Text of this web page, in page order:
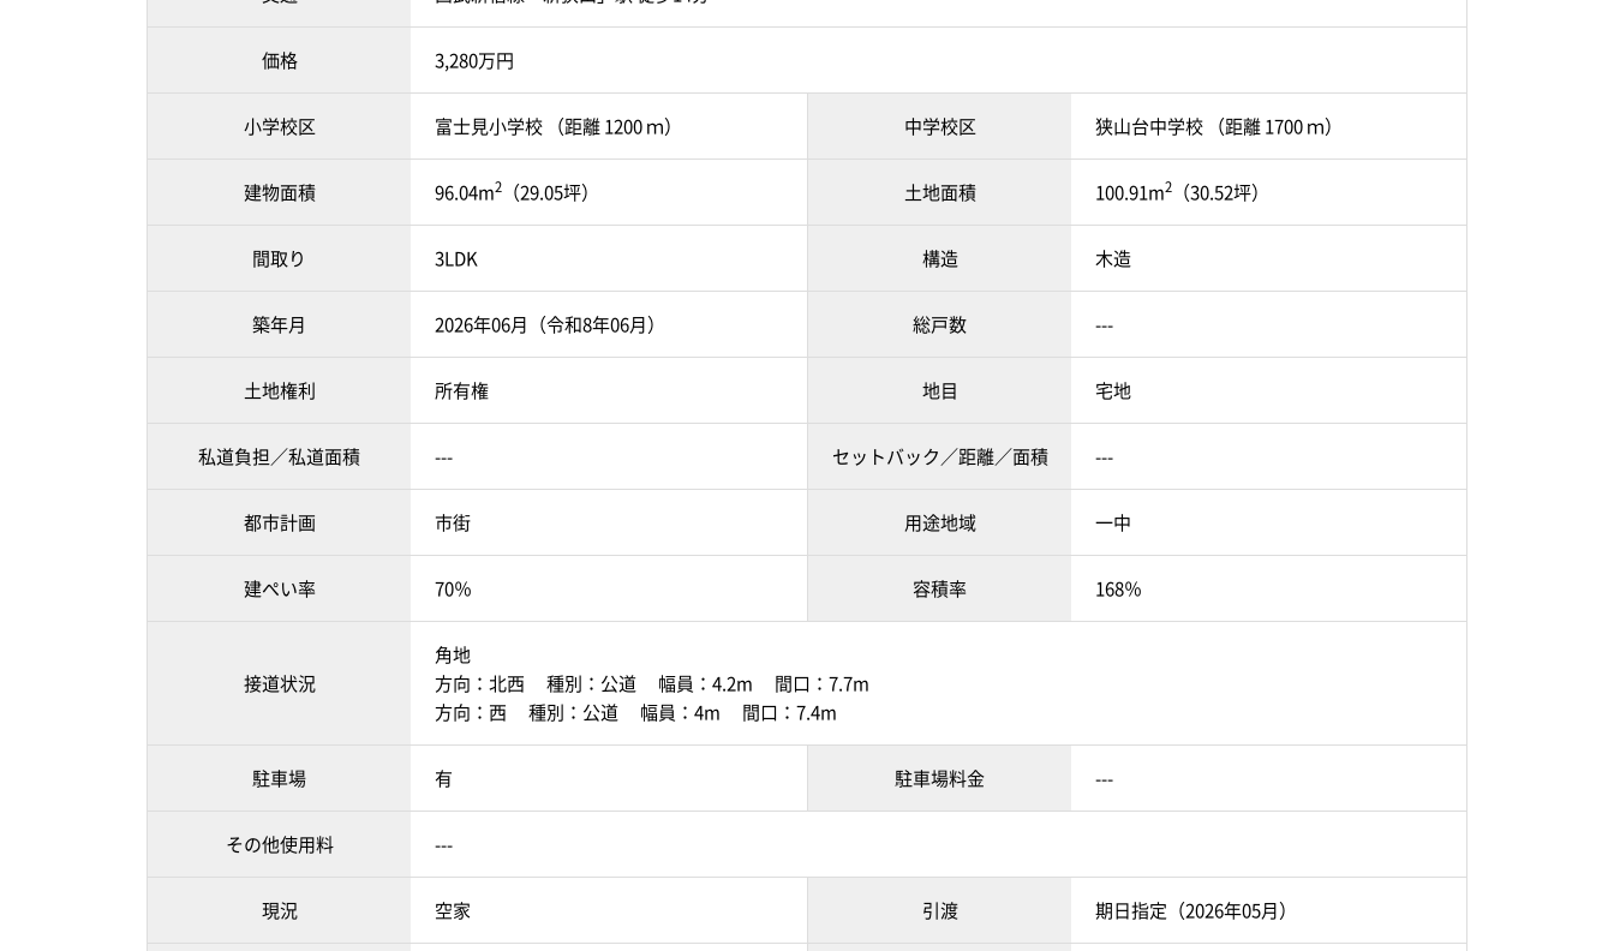
価格 3,280万円
小学校区 富士見小学校 （距離 1200 ｍ） 中学校区 狭山台中学校 （距離 1700 ｍ）
建物面積 96.04m2 （29.05坪） 土地面積 100.91m2 （30.52坪）
間取り 3LDK 構造 木造
築年月 2026年06月（令和8年06月） 総戸数 ---
土地権利 所有権 地目 宅地
私道負担／私道面積 --- セットバック／距離／面積 ---
都市計画 市街 用途地域 一中
建ぺい率 70％ 容積率 168％
接道状況
角地
方向：北西 種別：公道 幅員：4.2m 間口：7.7m
方向：西 種別：公道 幅員：4m 間口：7.4m
駐車場 有 駐車場料金 ---
その他使用料 ---
現況 空家 引渡 期日指定（2026年05月）